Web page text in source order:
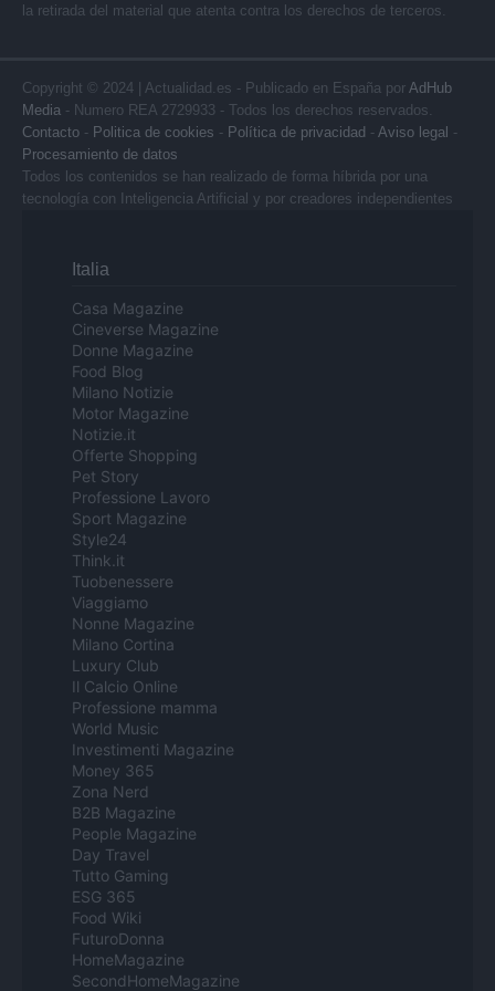
la retirada del material que atenta contra los derechos de terceros.
Copyright © 2024 | Actualidad.es - Publicado en España por AdHub
Media - Numero REA 2729933 - Todos los derechos reservados.
Contacto - Politica de cookies - Política de privacidad - Aviso legal -
Procesamiento de datos
Todos los contenidos se han realizado de forma híbrida por una
tecnología con Inteligencia Artificial y por creadores independientes
Italia
Casa Magazine
Cineverse Magazine
Donne Magazine
Food Blog
Milano Notizie
Motor Magazine
Notizie.it
Offerte Shopping
Pet Story
Professione Lavoro
Sport Magazine
Style24
Think.it
Tuobenessere
Viaggiamo
Nonne Magazine
Milano Cortina
Luxury Club
Il Calcio Online
Professione mamma
World Music
Investimenti Magazine
Money 365
Zona Nerd
B2B Magazine
People Magazine
Day Travel
Tutto Gaming
ESG 365
Food Wiki
FuturoDonna
HomeMagazine
SecondHomeMagazine